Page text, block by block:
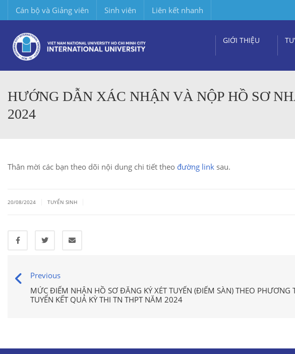
Cán bộ và Giảng viên Sinh viên Liên kết nhanh
GIỚI THIỆU
HƯỚNG DẪN XÁC NHẬN VÀ NỘP HỒ SƠ
2024
Thân mời các bạn theo dõi nội dung chi tiết theo đường link sau.
20/08/2024 TUYỂN SINH
Previous
MỨC ĐIỂM NHẬN HỒ SƠ ĐĂNG KÝ XÉT TUYỂN (ĐIỂM SÀN) THEO PHƯƠNG
TUYỂN KẾT QUẢ KỲ THI TN THPT NĂM 2024